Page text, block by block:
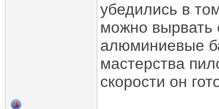
убедились в
можно вырвать
алюминиевые
мастерства
скорости он